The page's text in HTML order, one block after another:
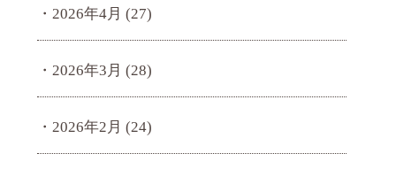
2026年4月 (27)
2026年3月 (28)
2026年2月 (24)